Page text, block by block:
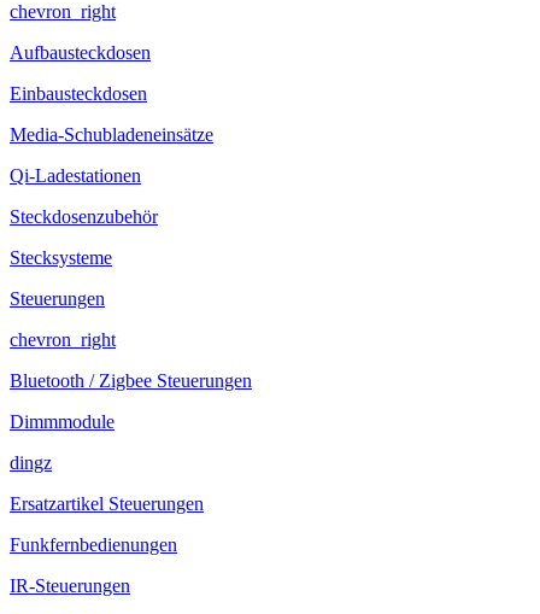
chevron_right
Aufbausteckdosen
Einbausteckdosen
Media-Schubladeneinsätze
Qi-Ladestationen
Steckdosenzubehör
Stecksysteme
Steuerungen
chevron_right
Bluetooth / Zigbee Steuerungen
Dimmmodule
dingz
Ersatzartikel Steuerungen
Funkfernbedienungen
IR-Steuerungen